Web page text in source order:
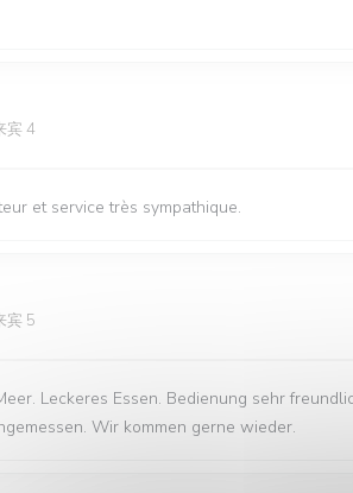
宾 4
et service très sympathique.
宾 5
Leckeres Essen. Bedienung sehr
Wir kommen gerne wieder.